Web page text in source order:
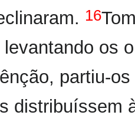
16
levantando os
partiu-
distribuíssem